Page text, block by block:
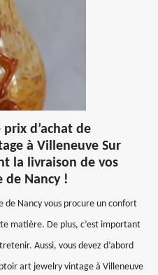
d’achat de
à Villeneuve Sur
la livraison de vos
de Nancy !
de Nancy vous procure un confort
matière. De plus, c’est important
Aussi, vous devez d’abord
art jewelry vintage à Villeneuve